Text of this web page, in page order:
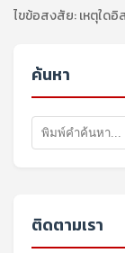
ไขข้อสงสัย: เหตุใด
ค้นหา
ติดตามเรา